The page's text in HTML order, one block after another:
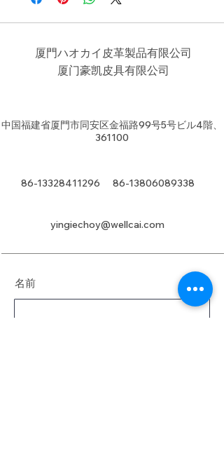
厦門ハオカイ皮革製品有限公司
​厦门豪凯皮具有限公司
中国福建省厦門市同安区金福路99号5号ビル4階、
361100
86-13328411296 86-13806089338
yingiechoy@wellcai.com
名前